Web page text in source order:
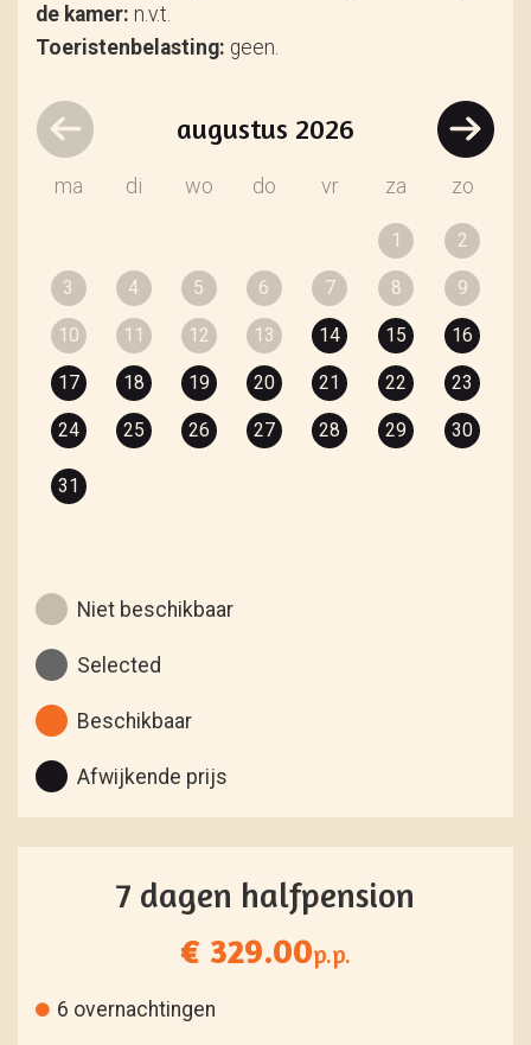
de kamer: n.v.t.
Toeristenbelasting: geen.
augustus 2026
ma di wo do vr za zo
1 2
3 4 5 6 7 8 9
10 11 12 13 14 15 16
17 18 19 20 21 22 23
24 25 26 27 28 29 30
31
Niet beschikbaar
Selected
Beschikbaar
Afwijkende prijs
7 dagen halfpension
€ 329.00p.p.
6 overnachtingen